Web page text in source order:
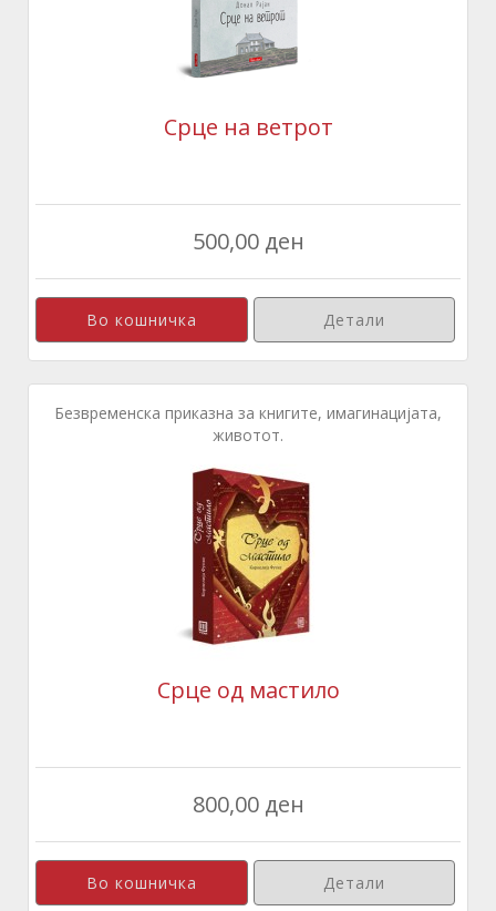
Срце на ветрот
500,00 ден
Детали
Безвременска приказна за книгите, имагинацијата,
животот.
Срце од мастило
800,00 ден
Детали